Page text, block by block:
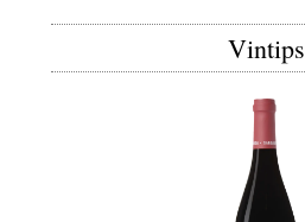
Vintips